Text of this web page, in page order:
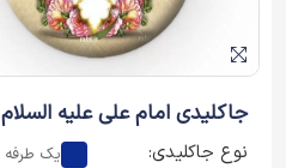
جاکلیدی امام علی علیه السلام
نوع جاکلیدی: یک طرفه